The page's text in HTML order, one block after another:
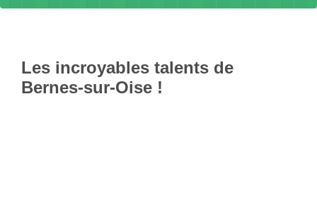
Les incroyables talents de
Bernes-sur-Oise !